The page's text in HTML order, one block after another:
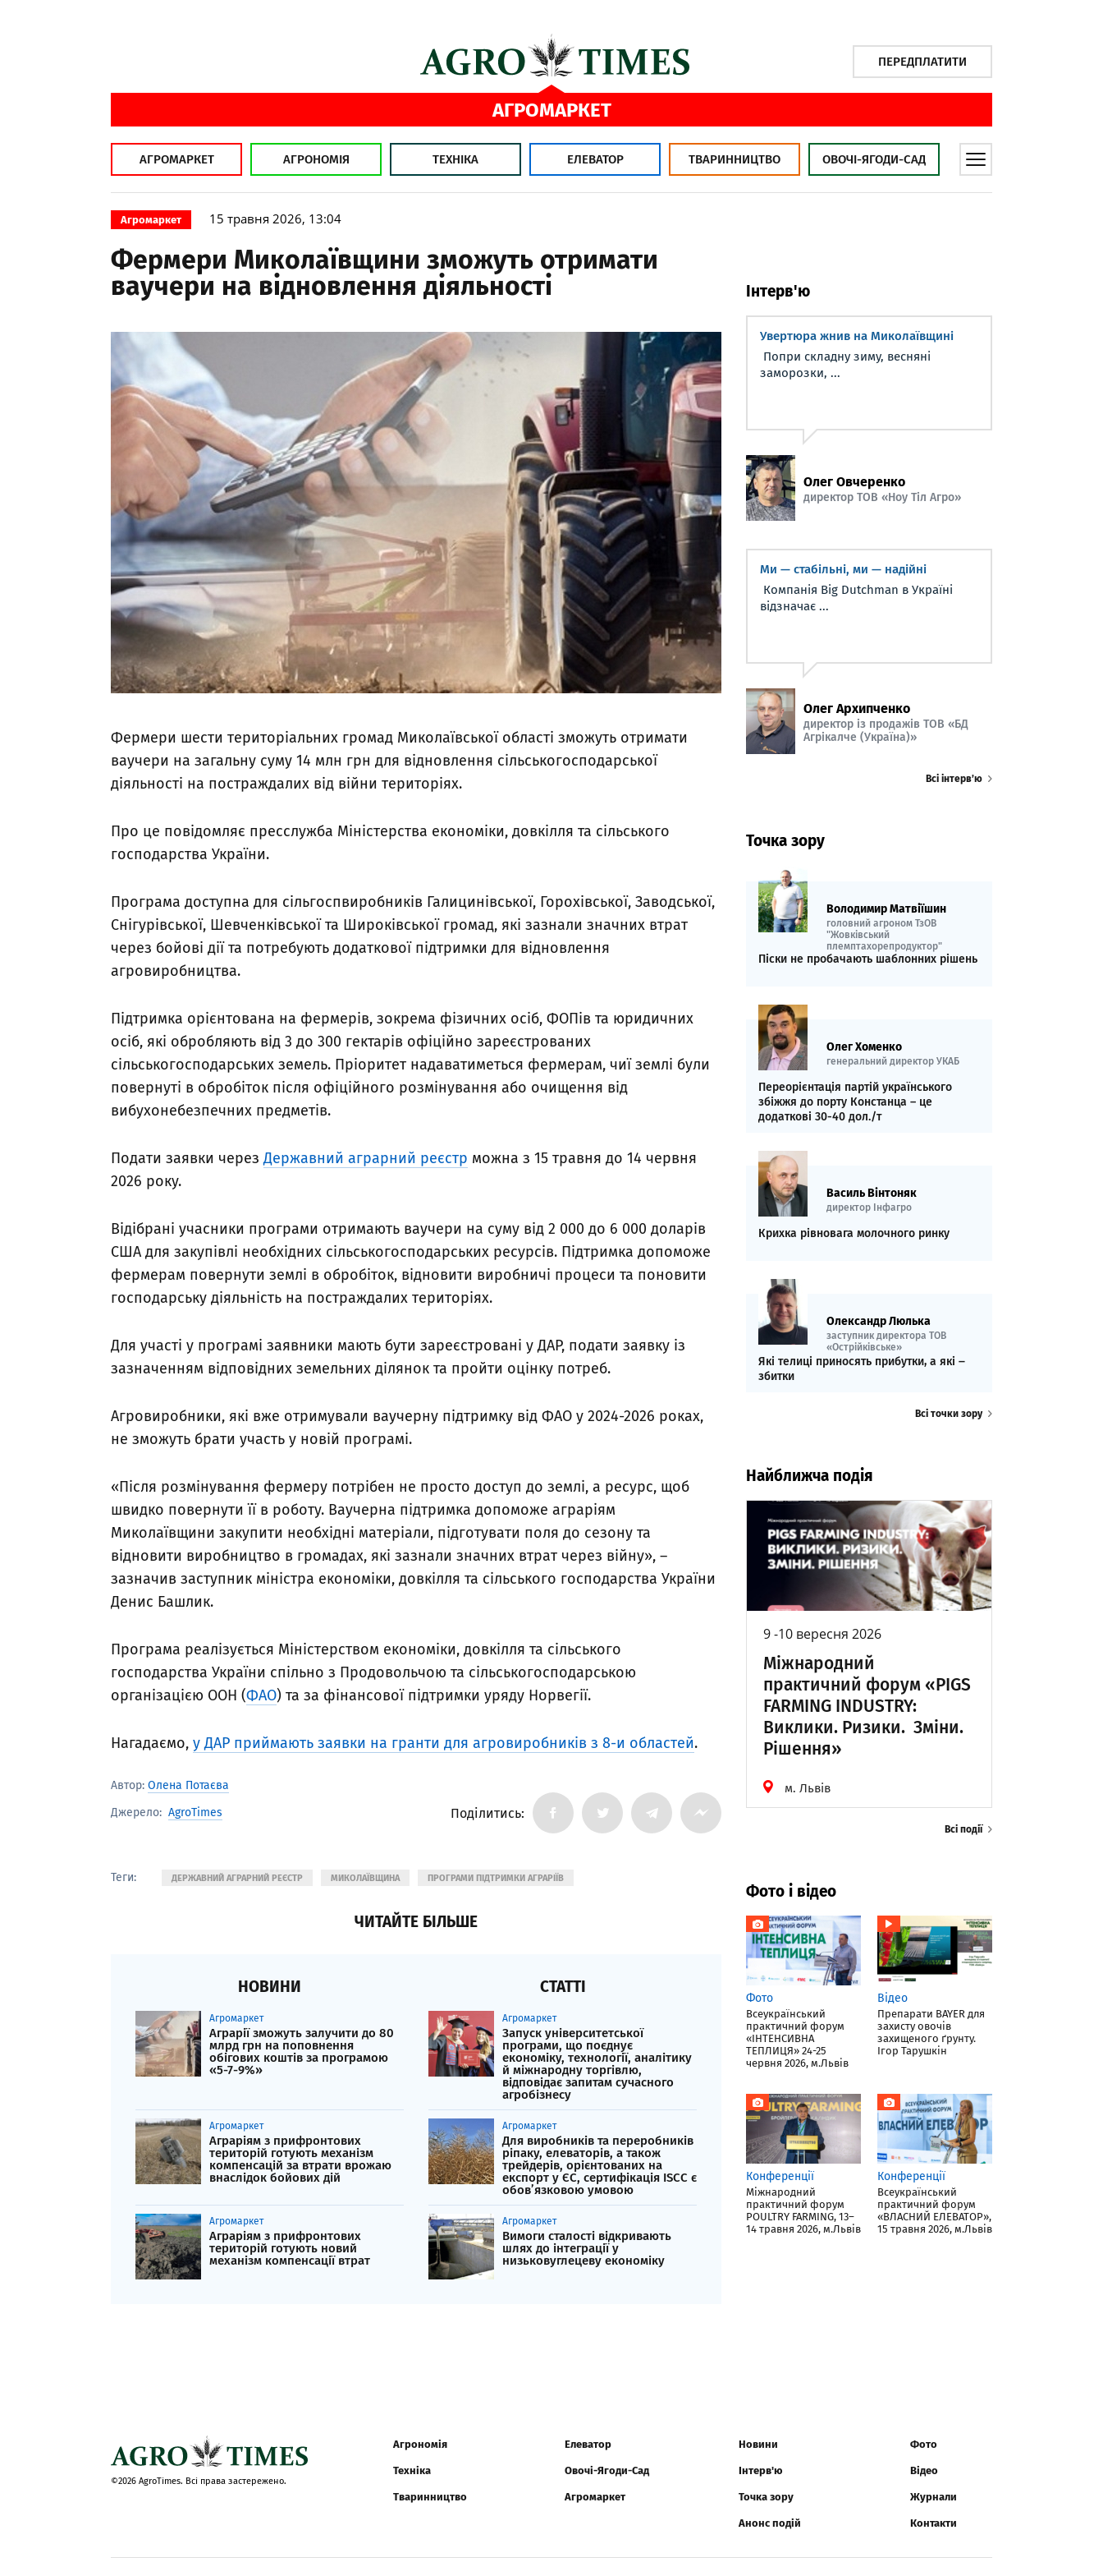
ПЕРЕДПЛАТИТИ
АГРОМАРКЕТ
АГРОМАРКЕТ АГРОНОМІЯ ТЕХНІКА ЕЛЕВАТОР ТВАРИННИЦТВО ОВОЧІ-ЯГОДИ-САД
Агромаркет 15 травня 2026, 13:04
Фермери Миколаївщини зможуть отримати
ваучери на відновлення діяльності
Фермери шести територіальних громад Миколаївської області зможуть отримати
ваучери на загальну суму 14 млн грн для відновлення сільськогосподарської
діяльності на постраждалих від війни територіях.
Про це повідомляє пресслужба Міністерства економіки, довкілля та сільського
господарства України.
Програма доступна для сільгоспвиробників Галицинівської, Горохівської, Заводської,
Снігурівської, Шевченківської та Широківської громад, які зазнали значних втрат
через бойові дії та потребують додаткової підтримки для відновлення
агровиробництва.
Підтримка орієнтована на фермерів, зокрема фізичних осіб, ФОПів та юридичних
осіб, які обробляють від 3 до 300 гектарів офіційно зареєстрованих
сільськогосподарських земель. Пріоритет надаватиметься фермерам, чиї землі були
повернуті в обробіток після офіційного розмінування або очищення від
вибухонебезпечних предметів.
Подати заявки черезДержавний аграрний реєстр можна з 15 травня до 14 червня
2026 року.
Відібрані учасники програми отримають ваучери на суму від 2 000 до 6 000 доларів
США для закупівлі необхідних сільськогосподарських ресурсів. Підтримка допоможе
фермерам повернути землі в обробіток, відновити виробничі процеси та поновити
господарську діяльність на постраждалих територіях.
Для участі у програмі заявники мають бути зареєстровані у ДАР, подати заявку із
зазначенням відповідних земельних ділянок та пройти оцінку потреб.
Агровиробники, які вже отримували ваучерну підтримку від ФАО у 2024-2026 роках,
не зможуть брати участь у новій програмі.
«Після розмінування фермеру потрібен не просто доступ до землі, а ресурс, щоб
швидко повернути її в роботу. Ваучерна підтримка допоможе аграріям
Миколаївщини закупити необхідні матеріали, підготувати поля до сезону та
відновити виробництво в громадах, які зазнали значних втрат через війну», –
зазначив заступник міністра економіки, довкілля та сільського господарства України
Денис Башлик.
Програма реалізується Міністерством економіки, довкілля та сільського
господарства України спільно з Продовольчою та сільськогосподарською
організацією ООН (ФАО) та за фінансової підтримки уряду Норвегії.
Нагадаємо, у ДАР приймають заявки на гранти для агровиробників з 8-и областей.
Автор: Олена Потаєва
Джерело: AgroTimes Поділитись:
Теги: ДЕРЖАВНИЙ АГРАРНИЙ РЕЄСТР МИКОЛАЇВЩИНА ПРОГРАМИ ПІДТРИМКИ АГРАРІЇВ
ЧИТАЙТЕ БІЛЬШЕ
НОВИНИ
Агромаркет
Аграрії зможуть залучити до 80
млрд грн на поповнення
обігових коштів за програмою
«5-7-9%»
Агромаркет
Аграріям з прифронтових
територій готують механізм
компенсацій за втрати врожаю
внаслідок бойових дій
Агромаркет
Аграріям з прифронтових
територій готують новий
механізм компенсації втрат
СТАТТІ
Агромаркет
Запуск університетської
програми, що поєднує
економіку, технології, аналітику
й міжнародну торгівлю,
відповідає запитам сучасного
агробізнесу
Агромаркет
Для виробників та переробників
ріпаку, елеваторів, а також
трейдерів, орієнтованих на
експорт у ЄС, сертифікація ISCC є
обов’язковою умовою
Агромаркет
Вимоги сталості відкривають
шлях до інтеграції у
низьковуглецеву економіку
Інтерв'ю
Увертюра жнив на Миколаївщині
Попри складну зиму, весняні
заморозки, ...
Олег Овчеренко
директор ТОВ «Ноу Тіл Агро»
Ми — стабільні, ми — надійні
Компанія Big Dutchman в Україні
відзначає ...
Олег Архипченко
директор із продажів ТОВ «БД
Агрікалче (Україна)»
Всі інтерв’ю
Точка зору
Володимир Матвіїшин
головний агроном ТзОВ
"Жовківський
племптахорепродуктор"
Піски не пробачають шаблонних рішень
Олег Хоменко
генеральний директор УКАБ
Переорієнтація партій українського
збіжжя до порту Констанца – це
додаткові 30-40 дол./т
Василь Вінтоняк
директор Інфагро
Крихка рівновага молочного ринку
Олександр Люлька
заступник директора ТОВ
«Острійківське»
Які телиці приносять прибутки, а які ‒
збитки
Всі точки зору
Найближча подія
9 -10 вересня 2026
Міжнародний
практичний форум «PIGS
FARMING INDUSTRY:
Виклики. Ризики. Зміни.
Рішення»
м. Львів
Всі події
Фото і відео
Фото
Всеукраїнський
практичний форум
«ІНТЕНСИВНА
ТЕПЛИЦЯ» 24-25
червня 2026, м.Львів
Відео
Препарати BAYER для
захисту овочів
захищеного ґрунту.
Ігор Тарушкін
Конференції
Міжнародний
практичний форум
POULTRY FARMING, 13–
14 травня 2026, м.Львів
Конференції
Всеукраїнський
практичний форум
«ВЛАСНИЙ ЕЛЕВАТОР»,
15 травня 2026, м.Львів
©2026 AgroTimes. Всі права застережено.
Агрономія
Техніка
Тваринництво
Елеватор
Овочі-Ягоди-Сад
Агромаркет
Новини
Інтерв'ю
Точка зору
Анонс подій
Фото
Відео
Журнали
Контакти